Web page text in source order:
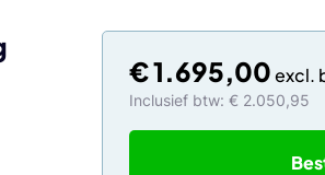
€1.695,00
Inclusief btw: € 2.050,95